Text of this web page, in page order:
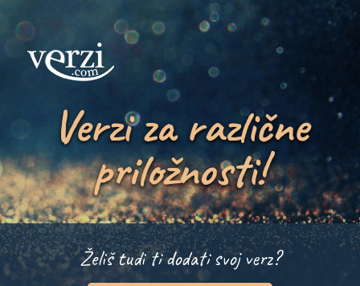
Verzi za različne
priložnosti!
Želiš tudi ti dodati svoj verz?